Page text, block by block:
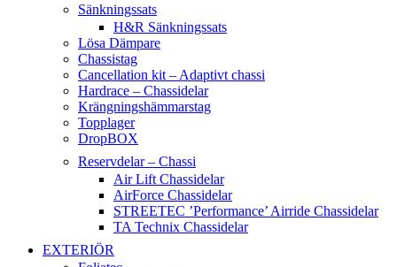
Sänkningssats
H&R Sänkningssats
Lösa Dämpare
Chassistag
Cancellation kit – Adaptivt chassi
Hardrace – Chassidelar
Krängningshämmarstag
Topplager
DropBOX
Reservdelar – Chassi
Air Lift Chassidelar
AirForce Chassidelar
STREETEC ’Performance’ Airride Chassidelar
TA Technix Chassidelar
EXTERIÖR